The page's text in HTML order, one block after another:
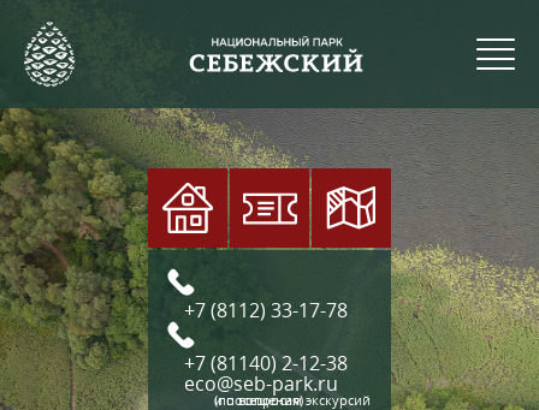
+7 (8112) 33-17-78
+7 (81140) 2-12-38
eco@seb-park.ru
(по вопросам экскурсий и посещения)